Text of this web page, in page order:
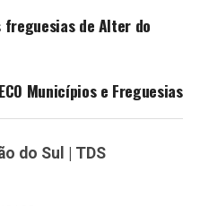
freguesias de Alter do
Municípios e Freguesias
do Sul | TDS